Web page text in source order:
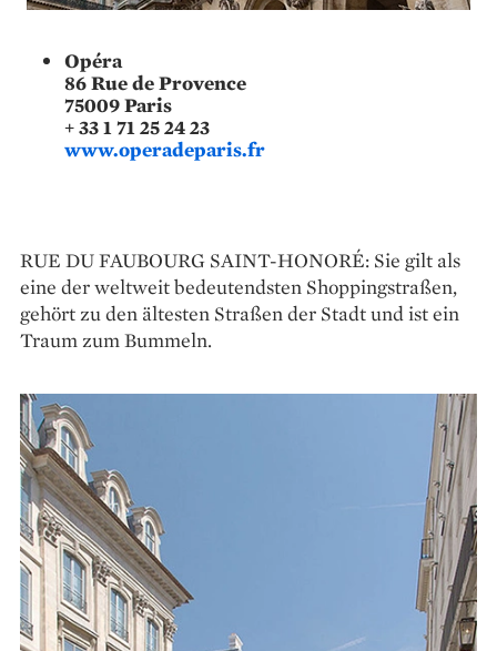
Opéra
86 Rue de Provence
75009 Paris
+ 33 1 71 25 24 23
www.operadeparis.fr
RUE DU FAUBOURG SAINT-HONORÉ: Sie gilt als
eine der weltweit bedeutendsten Shoppingstraßen,
gehört zu den ältesten Straßen der Stadt und ist ein
Traum zum Bummeln.